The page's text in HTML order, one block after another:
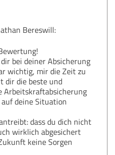
Bereswill:
bei deiner Absicherung
wichtig, mir die Zeit zu
dir die beste und
Arbeitskraftabsicherung
deine Situation
dass du dich nicht
wirklich abgesichert
keine Sorgen